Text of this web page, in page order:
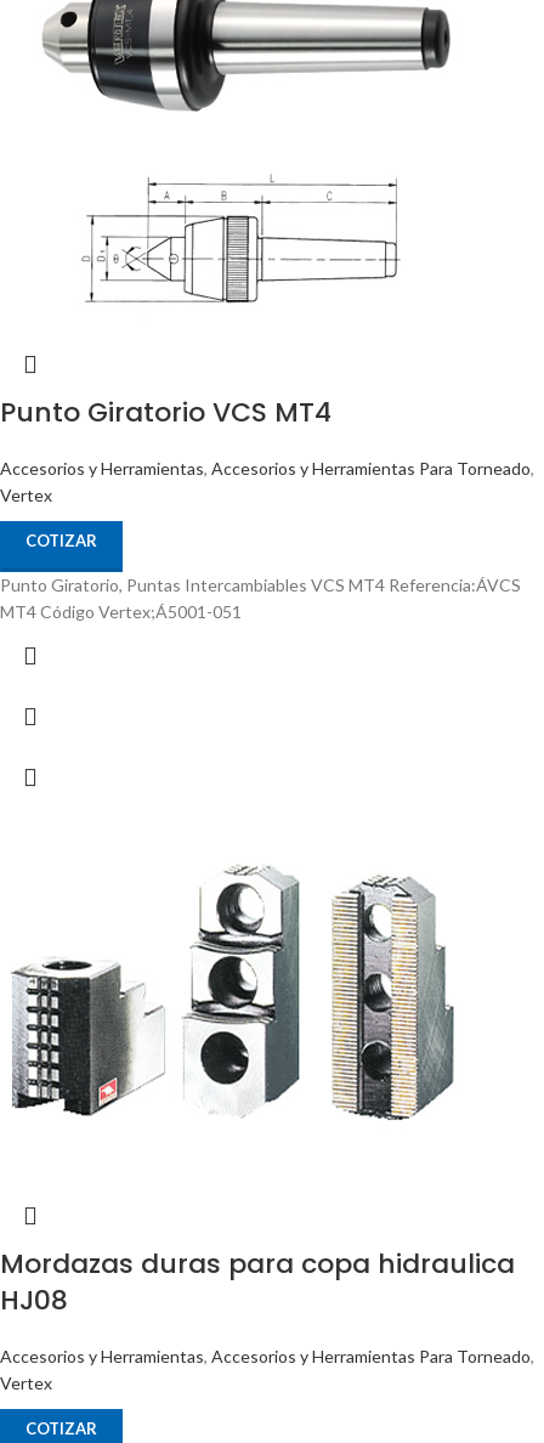
Punto Giratorio VCS MT4
Accesorios y Herramientas, Accesorios y Herramientas Para Torneado,
Vertex
COTIZAR
Punto Giratorio, Puntas Intercambiables VCS MT4 Referencia:ÁVCS
MT4 Código Vertex;Á5001-051
Mordazas duras para copa hidraulica
HJ08
Accesorios y Herramientas, Accesorios y Herramientas Para Torneado,
Vertex
COTIZAR